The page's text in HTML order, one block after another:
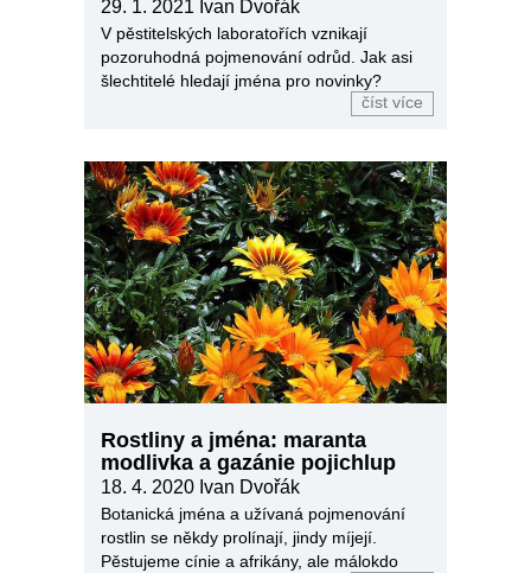
29. 1. 2021 Ivan Dvořák
V pěstitelských laboratořích vznikají
pozoruhodná pojmenování odrůd. Jak asi
šlechtitelé hledají jména pro novinky?
číst více
Rostliny a jména: maranta
modlivka a gazánie pojichlup
18. 4. 2020 Ivan Dvořák
Botanická jména a užívaná pojmenování
rostlin se někdy prolínají, jindy míjejí.
Pěstujeme cínie a afrikány, ale málokdo